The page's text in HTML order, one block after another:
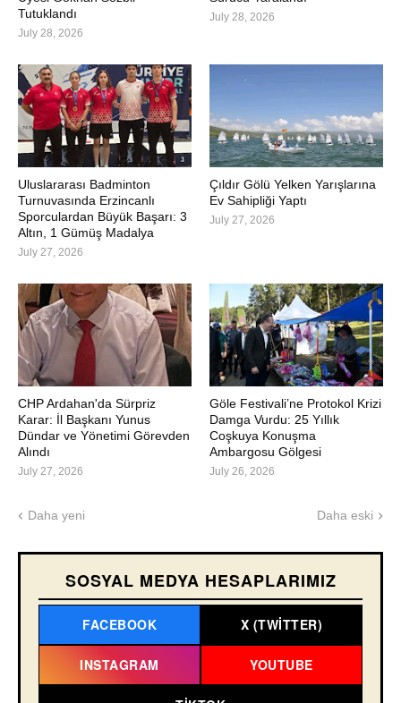
Tutuklandı
July 28, 2026
July 28, 2026
Uluslararası Badminton
Turnuvasında Erzincanlı
Sporculardan Büyük Başarı: 3
Altın, 1 Gümüş Madalya
July 27, 2026
Çıldır Gölü Yelken Yarışlarına
Ev Sahipliği Yaptı
July 27, 2026
CHP Ardahan'da Sürpriz
Karar: İl Başkanı Yunus
Dündar ve Yönetimi Görevden
Alındı
July 27, 2026
Göle Festivali’ne Protokol Krizi
Damga Vurdu: 25 Yıllık
Coşkuya Konuşma
Ambargosu Gölgesi
July 26, 2026
Daha yeni Daha eski
SOSYAL MEDYA HESAPLARIMIZ
FACEBOOK X (TWITTER)
INSTAGRAM YOUTUBE